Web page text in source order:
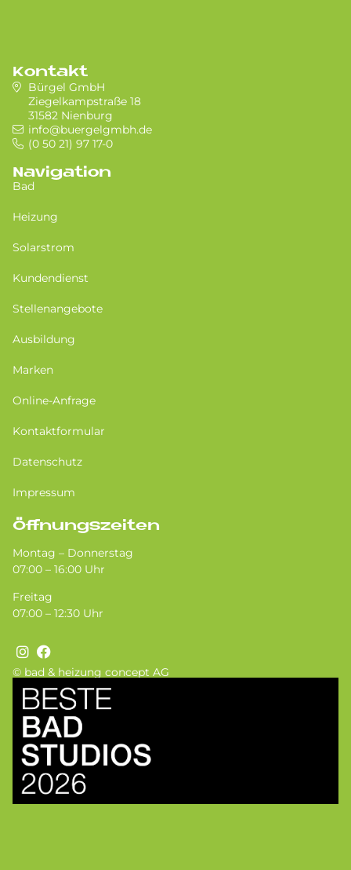
© bad & heizung concept AG
Kontakt
Bürgel GmbH
Ziegelkampstraße 18
31582 Nienburg
info@buergelgmbh.de
(0 50 21) 97 17-0
Navigation
Bad
Heizung
Solarstrom
Kundendienst
Stellenangebote
Ausbildung
Marken
Online-Anfrage
Kontaktformular
Datenschutz
Impressum
Öffnungszeiten
Montag – Donnerstag
07:00 – 16:00 Uhr
Freitag
07:00 – 12:30 Uhr